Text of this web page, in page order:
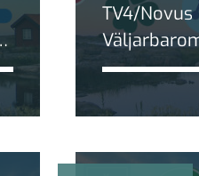
TV4/Novus
2014:
tungan på